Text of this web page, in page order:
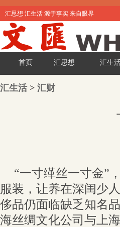
汇思想 汇生活 源于事实 来自眼界
首页 汇思想 汇生
汇生活> 汇财
“一寸缂丝一寸金”
服装，让养在深闺少
侈品仍面临缺乏知名
海丝绸文化公司与上